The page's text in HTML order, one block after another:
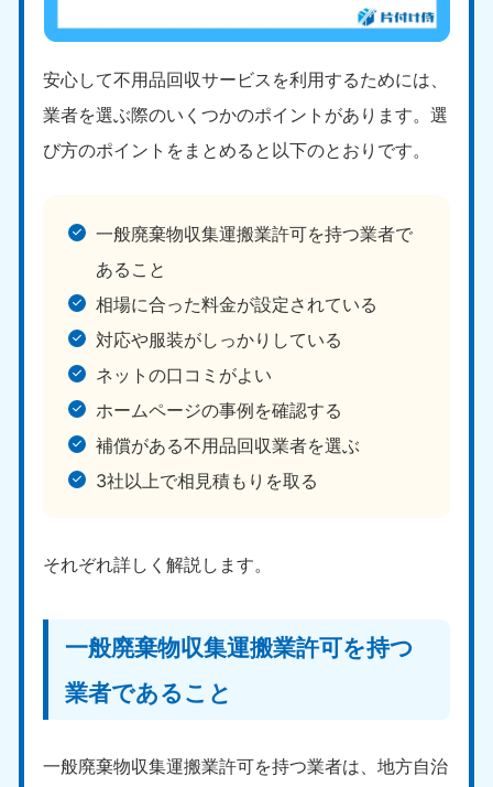
安心して不用品回収サービスを利用するためには、
業者を選ぶ際のいくつかのポイントがあります。選
び方のポイントをまとめると以下のとおりです。
一般廃棄物収集運搬業許可を持つ業者で
あること
相場に合った料金が設定されている
対応や服装がしっかりしている
ネットの口コミがよい
ホームページの事例を確認する
補償がある不用品回収業者を選ぶ
3社以上で相見積もりを取る
それぞれ詳しく解説します。
一般廃棄物収集運搬業許可を持つ
業者であること
一般廃棄物収集運搬業許可を持つ業者は、地方自治